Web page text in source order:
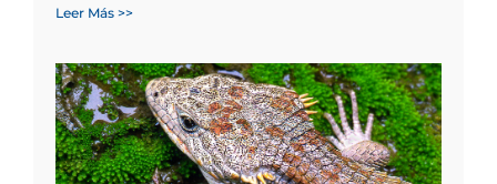
Leer Más >>